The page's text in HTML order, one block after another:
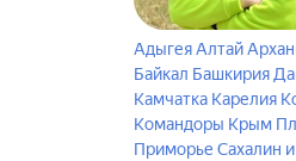
АдыгеяАлтай
Байкал Башкирия
Камчатка Карелия
Командоры Крым
Приморье Сахалин